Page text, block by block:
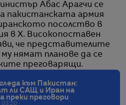
Абас Арагчи се
пакистанската армия
посолство в
в X. Високопоставен
че представителите
нямат планове да се
преговарящи.
към Пакистан:
ли САЩ и Иран на
преки преговори
05:20